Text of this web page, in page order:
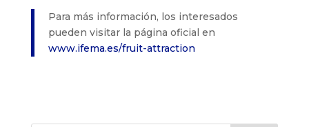
Para más información, los interesados
pueden visitar la página oficial en
www.ifema.es/fruit-attraction